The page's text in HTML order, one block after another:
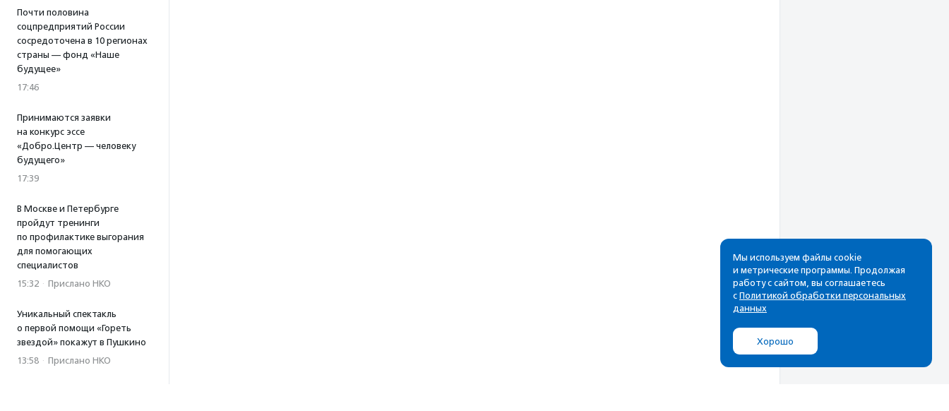
Почти половина
соцпредприятий России
сосредоточена в 10 регионах
страны — фонд «Наше
будущее»
17:46
Принимаются заявки
на конкурс эссе
«Добро.Центр — человеку
будущего»
17:39
В Москве и Петербурге
пройдут тренинги
по профилактике выгорания
для помогающих
специалистов
15:32 · Прислано НКО
Уникальный спектакль
о первой помощи «Гореть
звездой» покажут в Пушкино
13:58 · Прислано НКО
Рассылка
Cамые свежие новости,
почтовом ящике
Мы используем файлы cookie
и метрические программы. Продолжая
работу с сайтом, вы соглашаетесь
с Политикой обработки персональных
данных
Хорошо